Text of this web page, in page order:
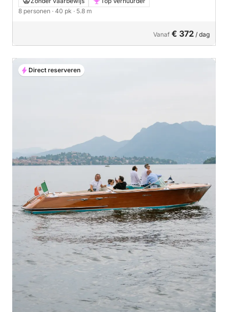
8 personen · 40 pk · 5.8 m
Vanaf € 372 / dag
Direct reserveren